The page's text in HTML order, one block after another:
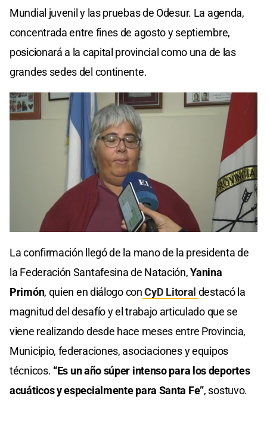
Mundial juvenil y las pruebas de Odesur. La agenda,
concentrada entre fines de agosto y septiembre,
posicionará a la capital provincial como una de las
grandes sedes del continente.
La confirmación llegó de la mano de la presidenta de
la Federación Santafesina de Natación,Yanina
Primón, quien en diálogo conCyD Litoral destacó la
magnitud del desafío y el trabajo articulado que se
viene realizando desde hace meses entre Provincia,
Municipio, federaciones, asociaciones y equipos
técnicos. “Es un año súper intenso para los deportes
acuáticos y especialmente para Santa Fe”, sostuvo.